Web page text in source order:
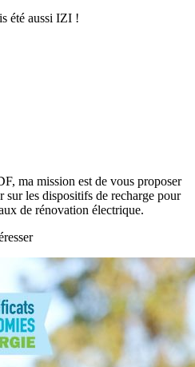
été aussi IZI !
ma mission est de vous proposer
sur les dispositifs de recharge pour
de rénovation électrique.